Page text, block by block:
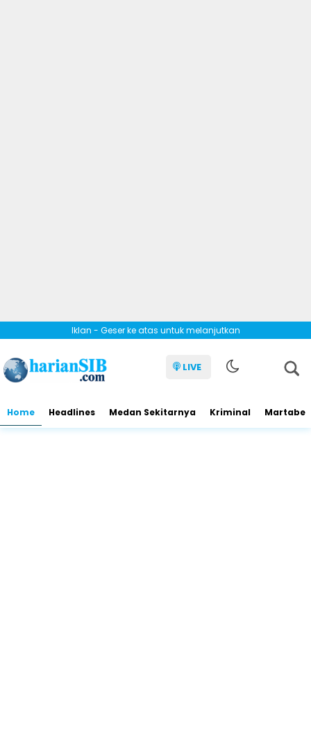
Iklan - Geser ke atas untuk melanjutkan
LIVE
Home Headlines Medan Sekitarnya Kriminal Martabe